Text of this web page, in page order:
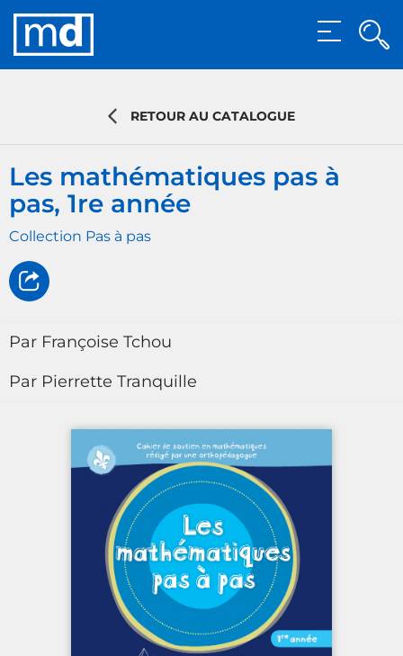
MENU
RETOUR AU CATALOGUE
Les mathématiques pas à
pas, 1re année
Collection Pas à pas
Par Françoise Tchou
Par Pierrette Tranquille